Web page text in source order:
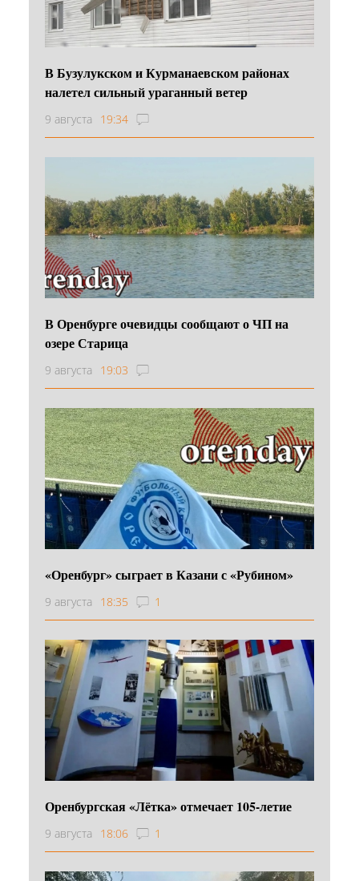
В Бузулукском и Курманаевском районах
налетел сильный ураганный ветер
9 августа 19:34
В Оренбурге очевидцы сообщают о ЧП на
озере Старица
9 августа 19:03
«Оренбург» сыграет в Казани с «Рубином»
9 августа 18:35 1
Оренбургская «Лётка» отмечает 105-летие
9 августа 18:06 1